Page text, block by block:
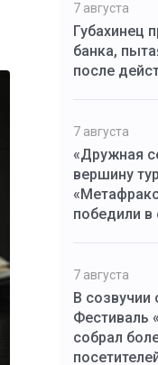
7 августа
Губахинец
банка,
после
7 августа
«Дружная
вершину
победили в
7 августа
В созвучии
Фестиваль
собрал